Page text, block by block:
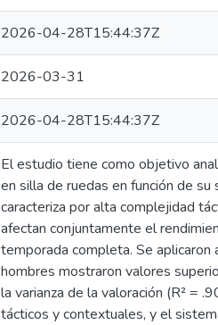
2026-04-28T15:44:37Z
2026-03-31
2026-04-28T15:44:37Z
El estudio tiene como objetivo
en silla de ruedas en función de
caracteriza por alta complejidad
afectan conjuntamente el
temporada completa. Se
hombres mostraron valores
la varianza de la valoración (R² =
tácticos y contextuales, y el